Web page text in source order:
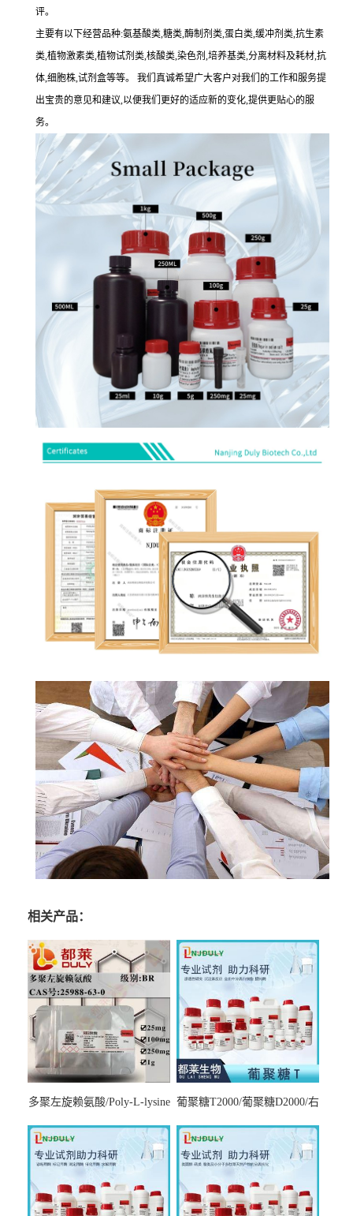
评。
主要有以下经营品种:氨基酸类,糖类,酶制剂类,蛋白类,缓冲剂类,抗生素
类,植物激素类,植物试剂类,核酸类,染色剂 ,培养基类,分离材料及耗材,抗
体,细胞株,试剂盒等等。 我们真诚希望广大客户对我们的工作和服务提
出宝贵的意见和建议,以便我们更好的适应新的变化,提供更贴心的服
务。
相关产品：
多聚左旋赖氨酸/Poly-L-lysine
7000，分子量7000-15000，分
子量2万～4万，分子量3～7
万，分子量7～15万，分子量
15～30万
葡聚糖T2000/葡聚糖D2000/右